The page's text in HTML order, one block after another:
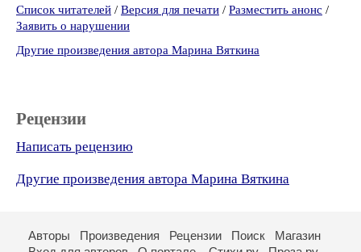
Список читателей / Версия для печати / Разместить анонс /
Заявить о нарушении
Другие произведения автора Марина Вяткина
Рецензии
Написать рецензию
Другие произведения автора Марина Вяткина
Авторы Произведения Рецензии Поиск
Магазин